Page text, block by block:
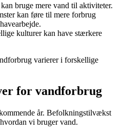
bruge mere vand til aktiviteter.
kan føre til mere forbrug
kulturer kan have stærkere
varierer i forskellige
for vandforbrug
år. Befolkningstilvækst
vi bruger vand.